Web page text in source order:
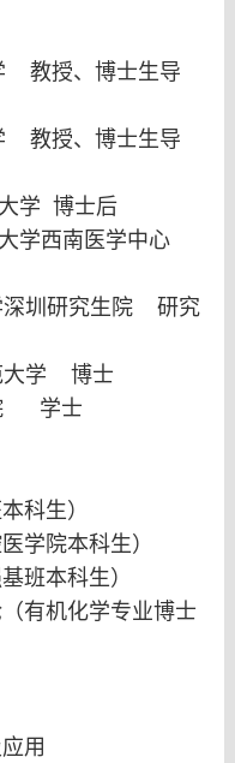
教授、博士生导
教授、博士生导
学 博士后
学西南医学中心
圳研究生院
研究
学
博士
学士
科生）
学院本科生）
班本科生）
有机化学专业博士
用